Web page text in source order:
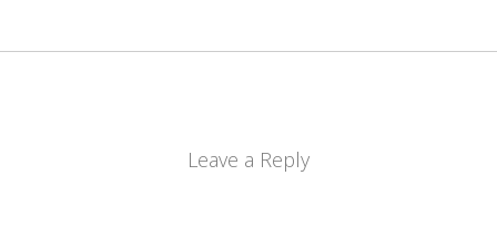
Leave a Reply